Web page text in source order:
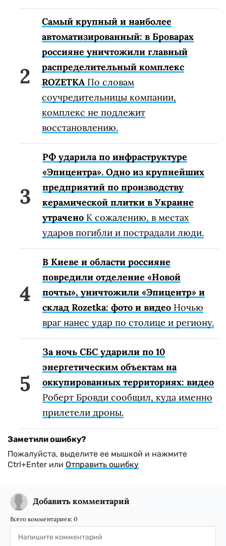
Самый крупный и наиболее
автоматизированный: в Броварах
россияне уничтожили главный
распределительный комплекс
ROZETKA По словам
соучредительницы компании,
комплекс не подлежит
восстановлению.
РФ ударила по инфраструктуре
«Эпицентра». Одно из крупнейших
предприятий по производству
керамической плитки в Украине
утрачено К сожалению, в местах
ударов погибли и пострадали люди.
В Киеве и области россияне
повредили отделение «Новой
почты», уничтожили «Эпицентр» и
склад Rozetka: фото и видео Ночью
враг нанес удар по столице и региону.
За ночь СБС ударили по 10
энергетическим объектам на
оккупированных территориях: видео
Роберт Бровди сообщил, куда именно
прилетели дроны.
Заметили ошибку?
Пожалуйста, выделите ее мышкой и нажмите
Ctrl+Enter или Отправить ошибку
Добавить комментарий
Всего комментариев: 0